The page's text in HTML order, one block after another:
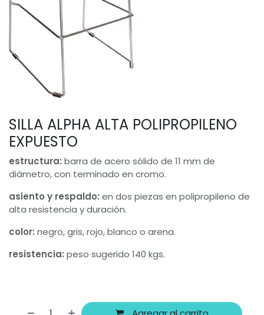
SILLA ALPHA ALTA POLIPROPILENO
EXPUESTO
estructura: barra de acero sólido de 11 mm de
diámetro, con terminado en cromo.
asiento y respaldo: en dos piezas en polipropileno de
alta resistencia y duración.
color: negro, gris, rojo, blanco o arena.
resistencia: peso sugerido 140 kgs.